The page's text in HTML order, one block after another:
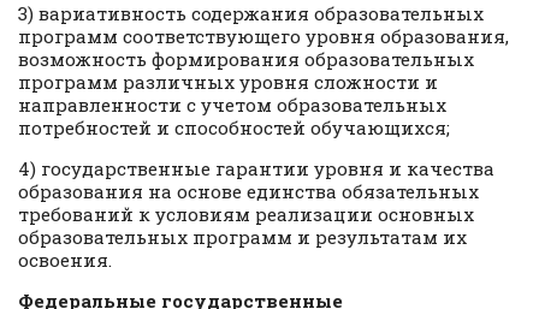
3) вариативность содержания образовательных
программ соответствующего уровня образования,
возможность формирования образовательных
программ различных уровня сложности и
направленности с учетом образовательных
потребностей и способностей обучающихся;
4) государственные гарантии уровня и качества
образования на основе единства обязательных
требований к условиям реализации основных
образовательных программ и результатам их
освоения.
Федеральные государственные